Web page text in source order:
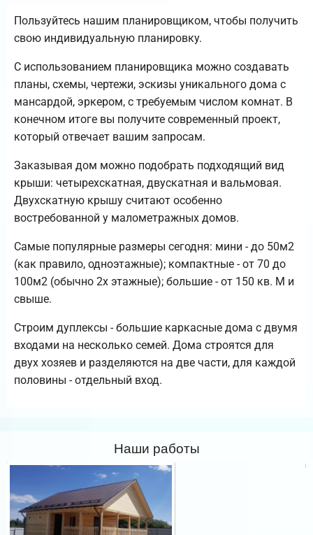
Пользуйтесь нашим планировщиком, чтобы получить
свою индивидуальную планировку.
С использованием планировщика можно создавать
планы, схемы, чертежи, эскизы уникального дома с
мансардой, эркером, с требуемым числом комнат. В
конечном итоге вы получите современный проект,
который отвечает вашим запросам.
Заказывая дом можно подобрать подходящий вид
крыши: четырехскатная, двускатная и вальмовая.
Двухскатную крышу считают особенно
востребованной у малометражных домов.
Самые популярные размеры сегодня: мини - до 50м2
(как правило, одноэтажные); компактные - от 70 до
100м2 (обычно 2х этажные); большие - от 150 кв. М и
свыше.
Строим дуплексы - большие каркасные дома с двумя
входами на несколько семей. Дома строятся для
двух хозяев и разделяются на две части, для каждой
половины - отдельный вход.
Наши работы